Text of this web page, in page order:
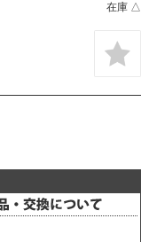
在庫 △